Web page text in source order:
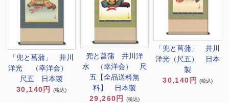
「兜と菖蒲」 井川
洋光 （幸洋会）
尺五 日本製
30,140円
(税込)
兜と菖蒲 井川洋
水 （幸洋会） 尺
五【全品送料無
料】 日本製
29,260円
(税込)
「兜と菖蒲」 井川
洋光（尺五） 日本
製
30,140円
(税込)